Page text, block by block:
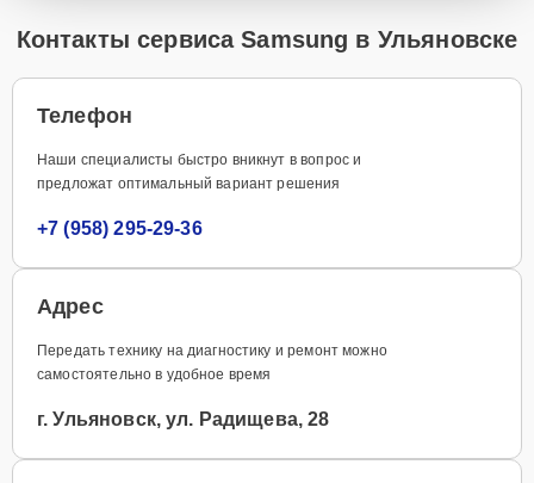
Контакты сервиса Samsung в Ульяновске
Телефон
Наши специалисты быстро вникнут в вопрос и
предложат оптимальный вариант решения
+7 (958) 295-29-36
Адрес
Передать технику на диагностику и ремонт можно
самостоятельно в удобное время
г. Ульяновск, ул. Радищева, 28